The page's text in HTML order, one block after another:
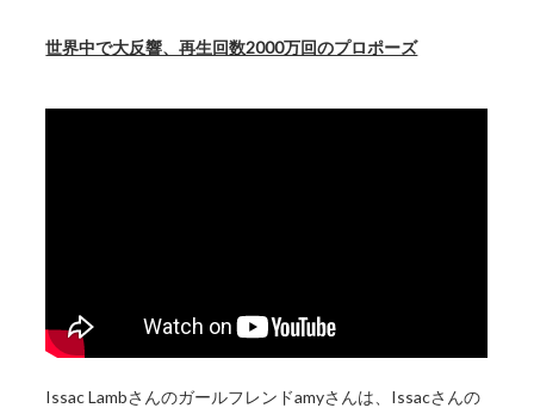
世界中で大反響、再生回数2000万回のプロポーズ
Issac Lambさんのガールフレンドamyさんは、Issacさんの